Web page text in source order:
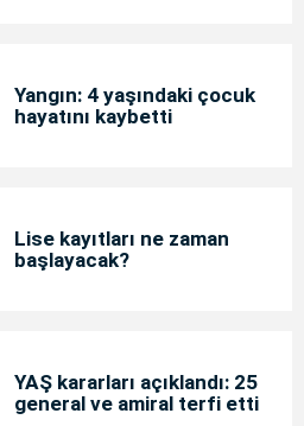
Yangın: 4 yaşındaki çocuk
hayatını kaybetti
Lise kayıtları ne zaman
başlayacak?
YAŞ kararları açıklandı: 25
general ve amiral terfi etti